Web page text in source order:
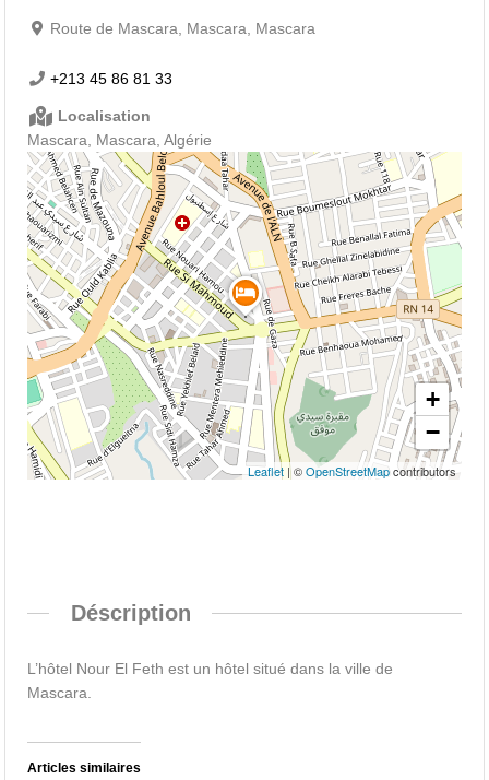
Route de Mascara, Mascara, Mascara
+213 45 86 81 33
Localisation
Mascara, Mascara, Algérie
+
−
Leaflet| ©OpenStreetMapcontributors
Déscription
L’hôtel Nour El Feth est un hôtel situé dans la ville de
Mascara.
Articles similaires